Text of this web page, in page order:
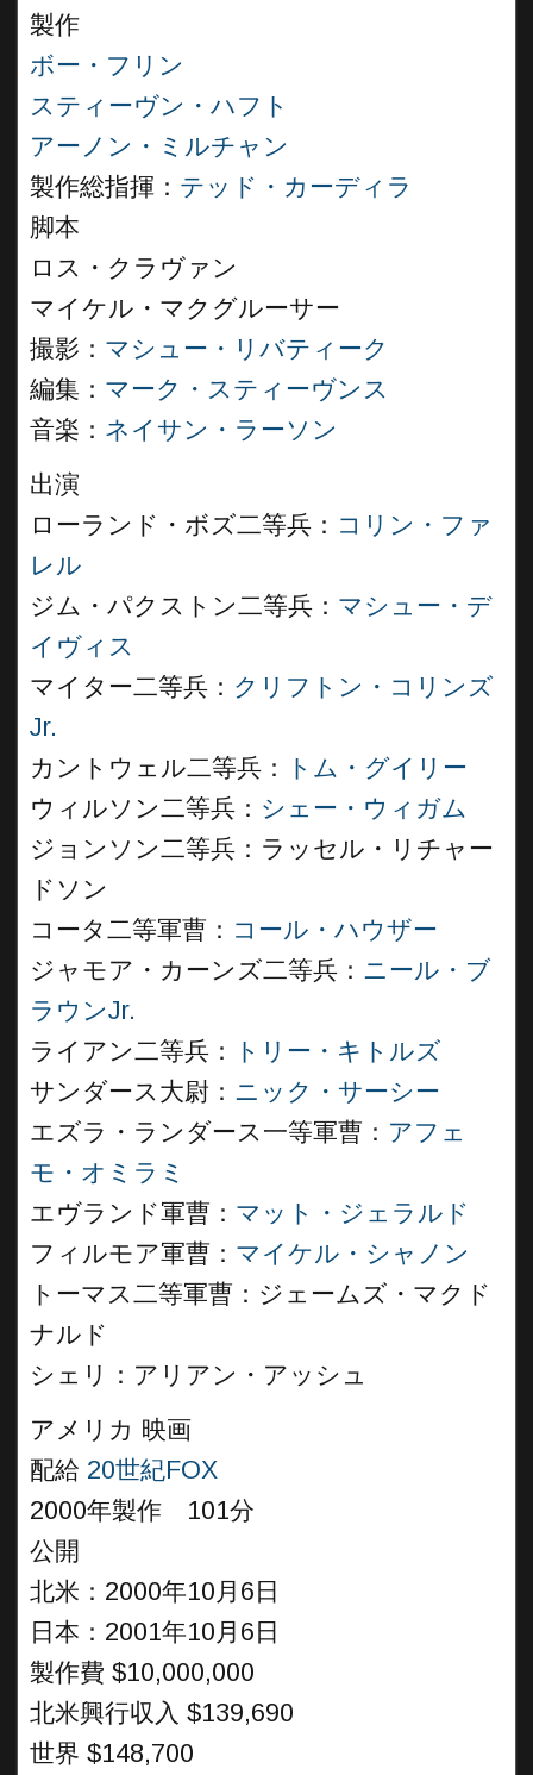
製作
ボー・フリン
スティーヴン・ハフト
アーノン・ミルチャン
製作総指揮： テッド・カーディラ
脚本
ロス・クラヴァン
マイケル・マクグルーサー
撮影： マシュー・リバティーク
編集： マーク・スティーヴンス
音楽： ネイサン・ラーソン
出演
ローランド・ボズ二等兵： コリン・ファ
レル
ジム・パクストン二等兵： マシュー・デ
イヴィス
マイター二等兵： クリフトン・コリンズ
Jr.
カントウェル二等兵：
トム・グイリー
ウィルソン二等兵： シェー・ウィガム
ジョンソン二等兵：ラッセル・リチャー
ドソン
コータ二等軍曹： コール・ハウザー
ジャモア・カーンズ二等兵： ニール・ブ
ラウンJr.
ライアン二等兵：
トリー・キトルズ
サンダース大尉： ニック・サーシー
エズラ・ランダース一等軍曹： アフェ
モ・オミラミ
エヴランド軍曹： マット・ジェラルド
フィルモア軍曹： マイケル・シャノン
トーマス二等軍曹：ジェームズ・マクド
ナルド
シェリ：アリアン・アッシュ
アメリカ 映画
配給 20世紀FOX
2000年製作 101分
公開
北米：2000年10月6日
日本：2001年10月6日
製作費 $10,000,000
北米興行収入 $139,690
世界 $148,700